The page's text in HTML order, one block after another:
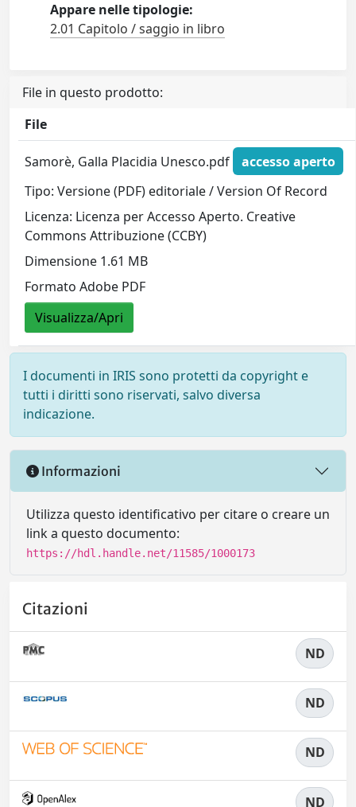
Appare nelle tipologie:
2.01 Capitolo / saggio in libro
File in questo prodotto:
File
Samorè, Galla Placidia Unesco.pdf
accesso aperto
Tipo: Versione (PDF) editoriale / Version Of Record
Licenza: Licenza per Accesso Aperto. Creative
Commons Attribuzione (CCBY)
Dimensione 1.61 MB
Formato Adobe PDF
Visualizza/Apri
I documenti in IRIS sono protetti da copyright e
tutti i diritti sono riservati, salvo diversa
indicazione.
Informazioni
Utilizza questo identificativo per citare o creare un
link a questo documento:
https://hdl.handle.net/11585/1000173
Citazioni
ND
ND
ND
ND